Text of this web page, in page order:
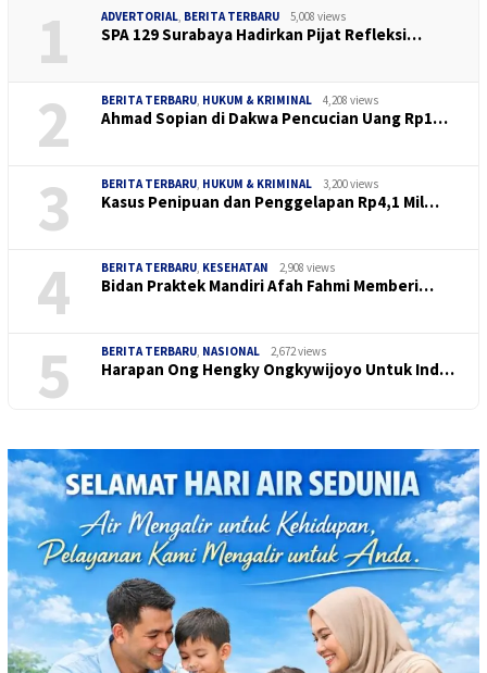
1 ADVERTORIAL BERITA TERBARU 5,008 views
SPA 129 Surabaya Hadirkan Pijat Refleksi…
2 BERITA TERBARU HUKUM & KRIMINAL 4,208 views
Ahmad Sopian di Dakwa Pencucian Uang Rp1…
3 BERITA TERBARU HUKUM & KRIMINAL 3,200 views
Kasus Penipuan dan Penggelapan Rp4,1 Mil…
4 BERITA TERBARU KESEHATAN 2,908 views
Bidan Praktek Mandiri Afah Fahmi Memberi…
5 BERITA TERBARU NASIONAL 2,672 views
Harapan Ong Hengky Ongkywijoyo Untuk Ind…